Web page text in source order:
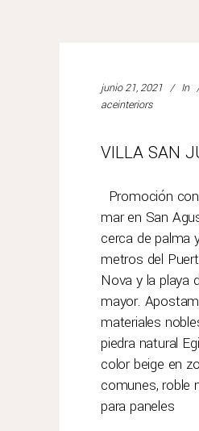
junio 21, 2021 In
aceinteriors
VILLA SAN
Promoción
mar en San
cerca de palma
metros del
Nova y la playa
mayor.
materiales
piedra natural
color beige en
comunes, roble
para paneles